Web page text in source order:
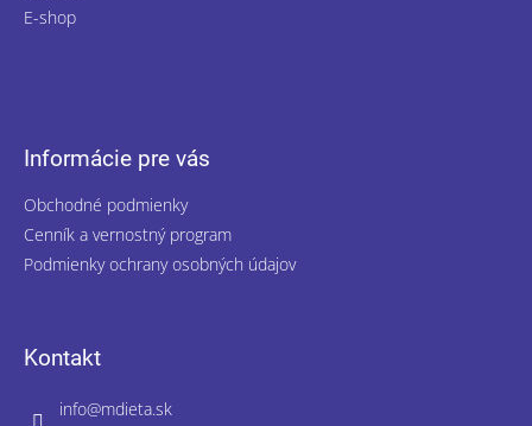
E-shop
Informácie pre vás
Obchodné podmienky
Cenník a vernostný program
Podmienky ochrany osobných údajov
Kontakt
info@mdieta.sk